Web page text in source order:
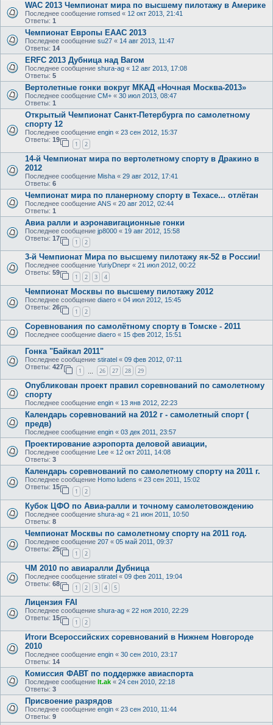
WAC 2013 Чемпионат мира по высшему пилотажу в Америке
Последнее сообщение romsed « 12 окт 2013, 21:41
Ответы: 1
Чемпионат Европы EAAC 2013
Последнее сообщение su27 « 14 авг 2013, 11:47
Ответы: 14
ERFC 2013 Дубница над Вагом
Последнее сообщение shura-ag « 12 авг 2013, 17:08
Ответы: 5
Вертолетные гонки вокруг МКАД «Ночная Москва-2013»
Последнее сообщение CM+ « 30 июл 2013, 08:47
Ответы: 1
Открытый Чемпионат Санкт-Петербурга по самолетному
спорту 12
Последнее сообщение engin « 23 сен 2012, 15:37
Ответы: 19
1 2
14-й Чемпионат мира по вертолетному спорту в Дракино в
2012
Последнее сообщение Misha « 29 авг 2012, 17:41
Ответы: 6
Чемпионат мира по планерному спорту в Техасе... отлётан
Последнее сообщение ANS « 20 авг 2012, 02:44
Ответы: 1
Авиа ралли и аэронавигационные гонки
Последнее сообщение jp8000 « 19 авг 2012, 15:58
Ответы: 17
1 2
3-й Чемпионат Мира по высшему пилотажу як-52 в России!
Последнее сообщение YuriyDnepr « 21 июл 2012, 00:22
Ответы: 59
1 2 3 4
Чемпионат Москвы по высшему пилотажу 2012
Последнее сообщение diaero « 04 июл 2012, 15:45
Ответы: 26
1 2
Соревнования по самолётному спорту в Томске - 2011
Последнее сообщение diaero « 15 фев 2012, 15:51
Гонка "Байкал 2011"
Последнее сообщение stiratel « 09 фев 2012, 07:11
Ответы: 427
1 26 27 28 29
Опубликован проект правил соревнований по самолетному
спорту
Последнее сообщение engin « 13 янв 2012, 22:23
Календарь соревнований на 2012 г - самолетный спорт (
предв)
Последнее сообщение engin « 03 дек 2011, 23:57
Проектирование аэропорта деловой авиации,
Последнее сообщение Lee « 12 окт 2011, 14:08
Ответы: 3
Календарь соревнований по самолетному спорту на 2011 г.
Последнее сообщение Homo ludens « 23 сен 2011, 15:02
Ответы: 15
1 2
Кубок ЦФО по Авиа-ралли и точному самолетовождению
Последнее сообщение shura-ag « 21 июн 2011, 10:50
Ответы: 8
Чемпионат Москвы по самолетному спорту на 2011 год.
Последнее сообщение 207 « 05 май 2011, 09:37
Ответы: 25
1 2
ЧМ 2010 по авиаралли Дубница
Последнее сообщение stiratel « 09 фев 2011, 19:04
Ответы: 68
1 2 3 4 5
Лицензия FAI
Последнее сообщение shura-ag « 22 ноя 2010, 22:29
Ответы: 15
1 2
Итоги Всероссийских соревнований в Нижнем Новгороде
2010
Последнее сообщение engin « 30 сен 2010, 23:17
Ответы: 14
Комиссия ФАВТ по поддержке авиаспорта
Последнее сообщение lt.ak « 24 сен 2010, 22:18
Ответы: 3
Присвоение разрядов
Последнее сообщение engin « 23 сен 2010, 11:44
Ответы: 9